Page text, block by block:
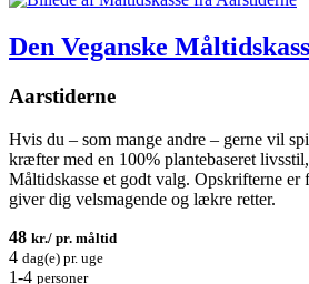
Den Veganske
Aarstiderne
Hvis du – som mange andre – gerne vil
kræfter med en 100% plantebaseret
Måltidskasse et godt valg. Opskrifterne er
giver dig velsmagende og lækre retter.
48 kr./ pr. måltid
4 dag(e) pr. uge
1-4 personer